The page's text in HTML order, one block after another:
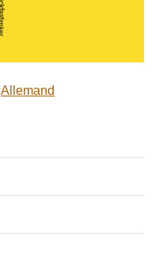
Allemand